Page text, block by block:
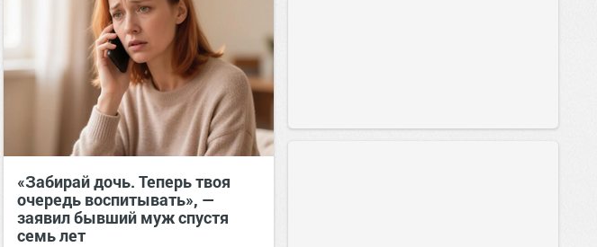
«Забирай дочь. Теперь твоя
очередь воспитывать», —
заявил бывший муж спустя
семь лет